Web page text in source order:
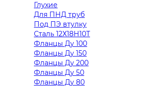
Глухие
Для ПНД труб
Под ПЭ втулку
Сталь 12Х18Н10Т
Фланцы Ду 100
Фланцы Ду 150
Фланцы Ду 200
Фланцы Ду 50
Фланцы Ду 80